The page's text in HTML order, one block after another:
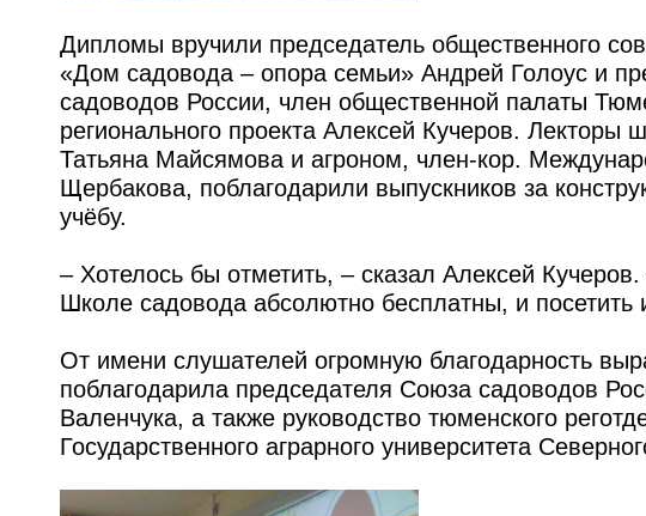
Дипломы вручили председатель общественного
«Дом садовода – опора семьи» Андрей Голоус и
садоводов России, член общественной палаты
регионального проекта Алексей Кучеров. Лекторы
Татьяна Майсямова и агроном, член-кор.
Щербакова, поблагодарили выпускников за
учёбу.
– Хотелось бы отметить, – сказал Алексей
Школе садовода абсолютно бесплатны, и
От имени слушателей огромную благодарность
поблагодарила председателя Союза садоводов
Валенчука, а также руководство тюменского
Государственного аграрного университета